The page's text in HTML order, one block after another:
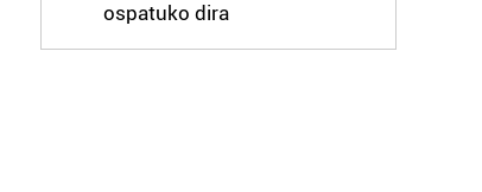
ospatuko dira